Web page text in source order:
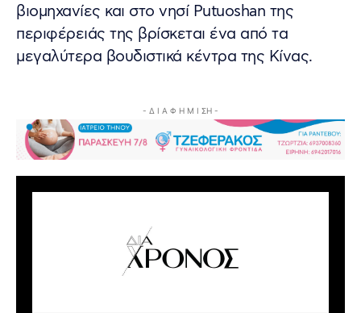
βιομηχανίες και στο νησί Putuoshan της
περιφέρειάς της βρίσκεται ένα από τα
μεγαλύτερα βουδιστικά κέντρα της Κίνας.
- Δ Ι Α Φ Η Μ Ι ΣΗ -